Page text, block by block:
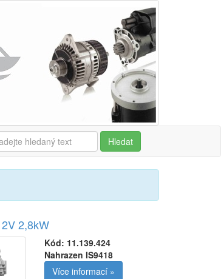
Hledat
2,8kW
Kód: 11.139.424
Nahrazen IS9418
Více informací »